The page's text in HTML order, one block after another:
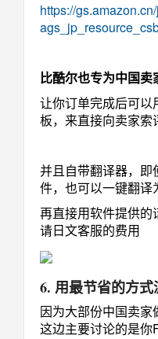
https://
比酷尔也专为中国
让你订单完成后可
板，来直接向卖家索
并且自带翻译器，即
件，也可以一键翻译
再直接用软件提供的
请日文客服的费用
6. 用最节省的方
因为大部份中国卖
这边主要讨论的是你